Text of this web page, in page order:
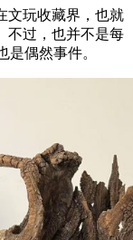
文玩收藏界，也就
不过，也并不是每
偶然事件。